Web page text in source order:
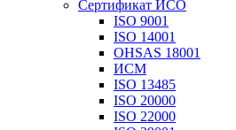
Сертификат ИСО
ISO 9001
ISO 14001
OHSAS 18001
ИСМ
ISO 13485
ISO 20000
ISO 22000